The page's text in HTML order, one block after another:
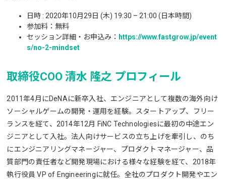
日時 : 2020年10月29日 (木) 19:30 – 21:00 (日本時間)
参加料：無料
セッション詳細・お申込み： https://www.fastgrow.jp/event
s/no-2-mindset
取締役COO 清水 隆之 プロフィール
2011年4月にDeNAに新卒入社、エンジニアとして複数の海外向け
ソーシャルゲームの開発・運用を経験。スタートアップ、フリー
ランスを経て、2014年12月 FiNC Technologiesに最初の中途エン
ジニアとして入社。法人向けサービスの立ち上げを牽引し、のち
にエンジニアリングマネージャー、プロダクトマネージャー、品
質部門の責任者など開発現場における様々な経験を経て、2018年
執行役員 VP of Engineeringに就任。全社のプロダクト開発やエン